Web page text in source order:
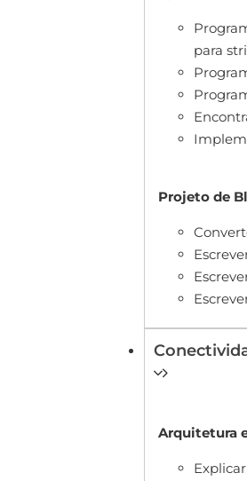
para
Projeto de
Arquitetura